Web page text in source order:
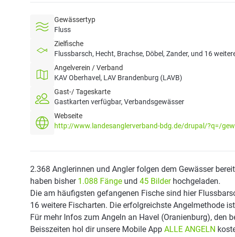
Gewässertyp
Fluss
Zielfische
Flussbarsch, Hecht, Brachse, Döbel, Zander, und 16
Angelverein / Verband
KAV Oberhavel, LAV Brandenburg (LAVB)
Gast-/ Tageskarte
Gastkarten verfügbar, Verbandsgewässer
Webseite
http://www.landesanglerverband-bdg.de/drupal/?q=/
2.368 Anglerinnen und Angler folgen dem Gewässer
haben bisher 1.088 Fänge und 45 Bilderhochgeladen.
Die am häufigsten gefangenen Fische sind hier
16 weitere Fischarten. Die erfolgreichste Angelmethode
Für mehr Infos zum Angeln an Havel (Oranienburg), den
Beisszeiten hol dir unsere Mobile App ALLE ANGELN